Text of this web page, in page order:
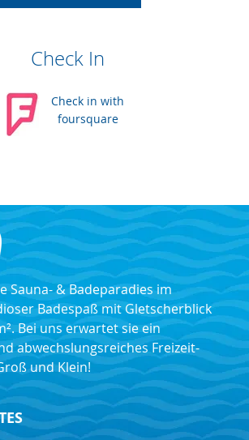
Check In
Check in with
foursquare
Sauna- & Badeparadies im
Badespaß mit Gletscherblick
Bei uns erwartet sie ein
abwechslungsreiches Freizeit-
und Klein!